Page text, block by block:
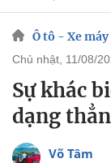
Ô tô - Xe máy
chủ nhật, 11/08/
Sự khác
dạng
Võ Tâm